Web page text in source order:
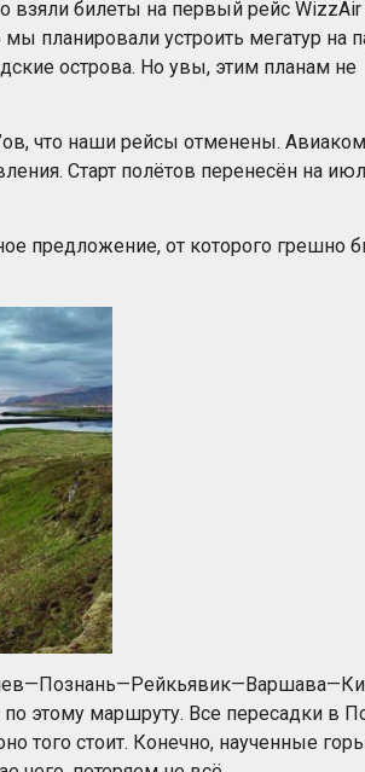
взяли билеты на первый рейс WizzAir
планировали устроить мегатур на
острова. Но увы, этим планам не
что наши рейсы отменены.
Старт полётов перенесён на
предложение, от которого грешно
этому маршруту. Все пересадки в
того стоит. Конечно, наученные